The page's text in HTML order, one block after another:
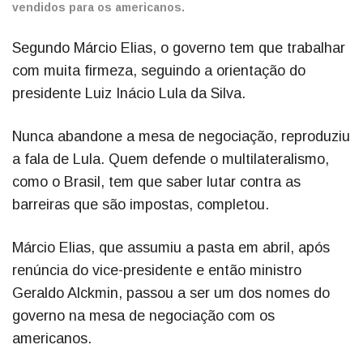
vendidos para os americanos.
Segundo Márcio Elias, o governo tem que trabalhar
com muita firmeza, seguindo a orientação do
presidente Luiz Inácio Lula da Silva.
Nunca abandone a mesa de negociação, reproduziu
a fala de Lula. Quem defende o multilateralismo,
como o Brasil, tem que saber lutar contra as
barreiras que são impostas, completou.
Márcio Elias, que assumiu a pasta em abril, após
renúncia do vice-presidente e então ministro
Geraldo Alckmin, passou a ser um dos nomes do
governo na mesa de negociação com os
americanos.